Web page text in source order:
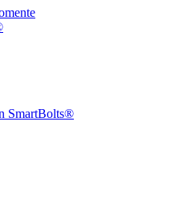
SmartBolts®